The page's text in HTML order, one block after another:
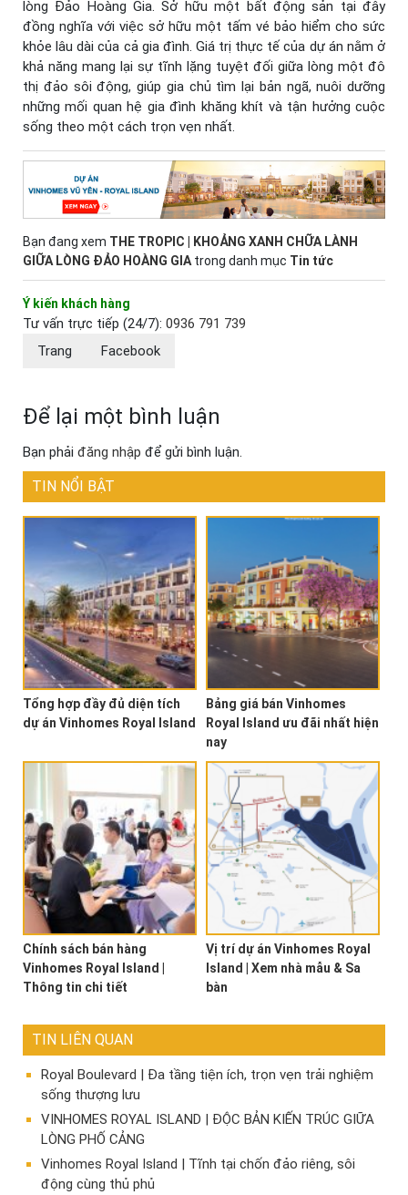
lòng Đảo Hoàng Gia. Sở hữu một bất động sản tại đây
đồng nghĩa với việc sở hữu một tấm vé bảo hiểm cho sức
khỏe lâu dài của cả gia đình. Giá trị thực tế của dự án nằm ở
khả năng mang lại sự tĩnh lặng tuyệt đối giữa lòng một đô
thị đảo sôi động, giúp gia chủ tìm lại bản ngã, nuôi dưỡng
những mối quan hệ gia đình khăng khít và tận hưởng cuộc
sống theo một cách trọn vẹn nhất.
Bạn đang xem THE TROPIC | KHOẢNG XANH CHỮA LÀNH
GIỮA LÒNG ĐẢO HOÀNG GIAtrong danh mục Tin tức
Ý kiến khách hàng
Tư vấn trực tiếp (24/7): 0936 791 739
Trang
Facebook
Để lại một bình luận
Bạn phải đăng nhập để gửi bình luận.
TIN NỔI BẬT
Tổng hợp đầy đủ diện tích
dự án Vinhomes Royal Island
Bảng giá bán Vinhomes
Royal Island ưu đãi nhất hiện
nay
Chính sách bán hàng
Vinhomes Royal Island |
Thông tin chi tiết
Vị trí dự án Vinhomes Royal
Island | Xem nhà mẫu & Sa
bàn
TIN LIÊN QUAN
Royal Boulevard | Đa tầng tiện ích, trọn vẹn trải nghiệm
sống thượng lưu
VINHOMES ROYAL ISLAND | ĐỘC BẢN KIẾN TRÚC GIỮA
LÒNG PHỐ CẢNG
Vinhomes Royal Island | Tĩnh tại chốn đảo riêng, sôi
động cùng thủ phủ